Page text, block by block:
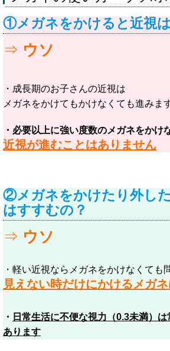
①メガネをかけると近視
⇒ ウソ
・成長期のお子さんの近視は
メガネをかけてもかけなくても進みま
・必要以上に強い度数のメガネをかけ
近視が進むことはありません
②メガネをかけたり外し
はすすむの？
⇒ ウソ
・軽い近視ならメガネをかけなくても
見えない時だけにかけるメガ
・ 日常生活に不便な視力（0.3未満）
あります